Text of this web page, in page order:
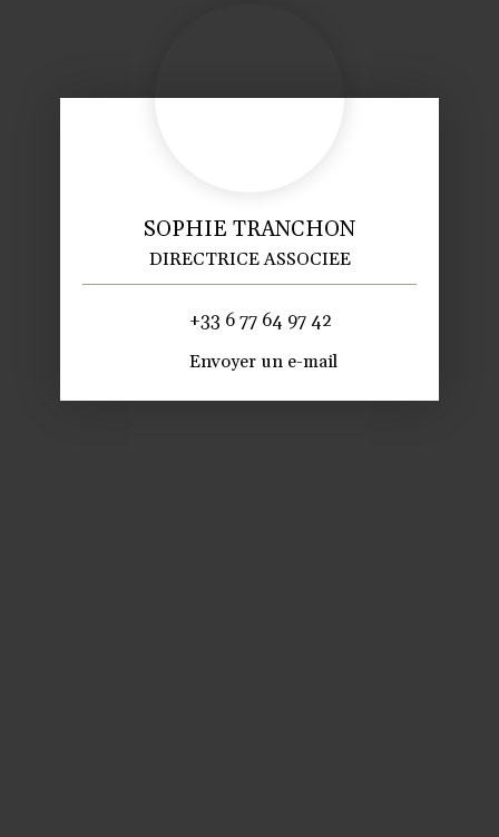
SOPHIE TRANCHON
DIRECTRICE ASSOCIEE
+33 6 77 64 97 42
Envoyer un e-mail